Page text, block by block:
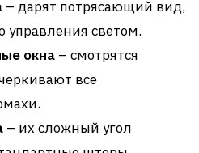
– дарят потрясающий вид,
управления светом.
окна – смотрятся
все
– их сложный угол